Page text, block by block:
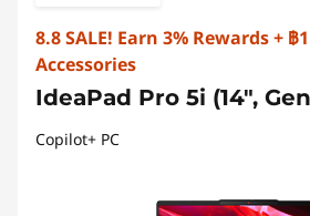
8.8 SALE! Earn 3% Rewards + ฿
Accessories
IdeaPad Pro 5i (14", Gen
Copilot+ PC